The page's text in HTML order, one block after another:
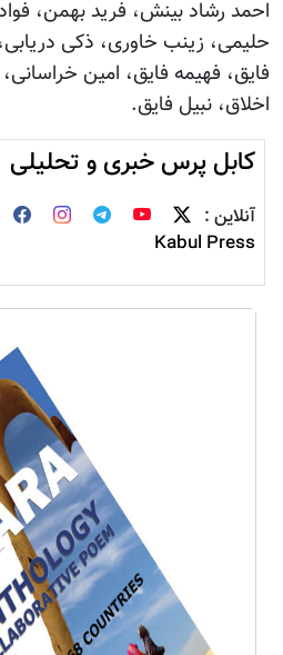
احمد رشاد بینش، فرید بهمن،
حلیمی، زینب خاوری، ذکی
فایق، فهیمه فایق، امین
اخلاق، نبیل فایق.
کابل پرس خبری و تحلیلی
آنلاین :
Kabul Press